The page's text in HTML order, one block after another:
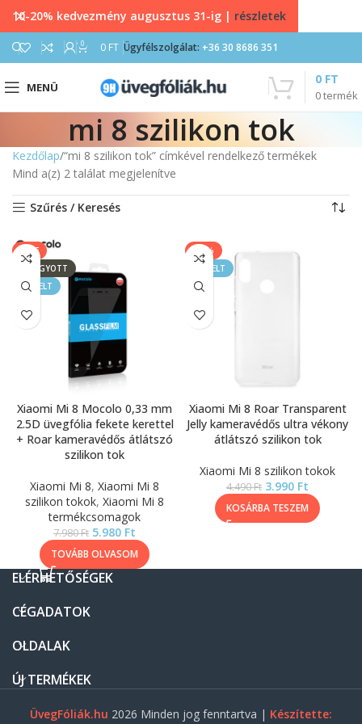
0 0 FT Ügyfélszolgálat: +36 30 8686 351
MENÜ
0termék
0 FT
mi 8 szilikon tok
Kezdőlap “mi 8 szilikon tok” címkével rendelkező termékek
Mind a(z) 2 találat megjelenítve
Szűrés / Keresés
SALE
ELFOGYOTT
KIEMELT
Xiaomi Mi 8 Mocolo 0,33 mm
2.5D üvegfólia fekete kerettel
+ Roar kameravédős átlátszó
szilikon tok
Xiaomi Mi 8, Xiaomi Mi 8
szilikon tokok, Xiaomi Mi 8
termékcsomagok
7.980Ft 5.980 Ft
TOVÁBB OLVASOM
-11%
KIEMELT
Xiaomi Mi 8 Roar Transparent
Jelly kameravédős ultra vékony
átlátszó szilikon tok
Xiaomi Mi 8 szilikon tokok
4.490Ft 3.990 Ft
KOSÁRBA TESZEM
ELÉRHETŐSÉGEK
CÉGADATOK
OLDALAK
ÚJ TERMÉKEK
ÜvegFóliák.hu 2026 Minden jog fenntartva | Készítette:
10-20% kedvezmény augusztus 31-ig | részletek